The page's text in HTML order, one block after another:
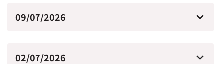
09/07/2026
02/07/2026